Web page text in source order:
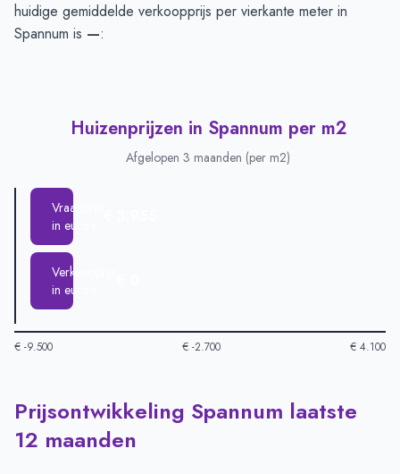
huidige gemiddelde verkoopprijs per vierkante meter in
Spannum is —:
Huizenprijzen in Spannum per m2
Afgelopen 3 maanden (per m2)
Vraagprijs
in euro's
Verkoopprijs
in euro's
€ -9.500 € -2.700 € 4.100
Huizenprijzen in Spannum per m2-Afgelopen 3 maanden (per
Type
Vraagprijs in euro's
Prijsontwikkeling Spannum laatste
12 maanden